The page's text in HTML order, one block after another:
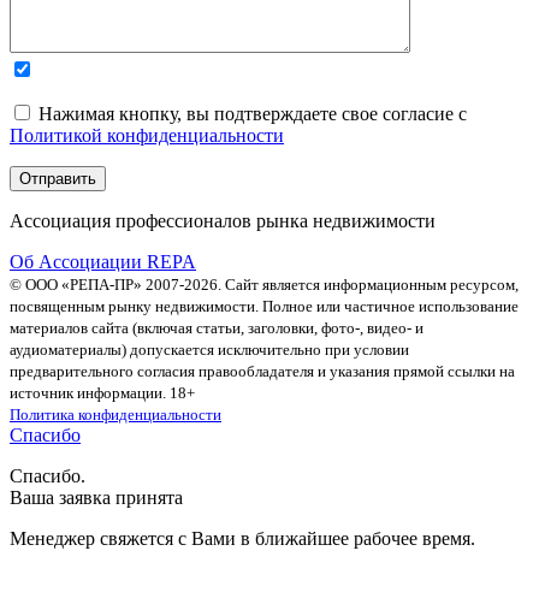
Нажимая кнопку, вы подтверждаете свое согласие с
Политикой конфиденциальности
Ассоциация профессионалов рынка недвижимости
Об Ассоциации REPA
© ООО «РЕПА-ПР» 2007-2026. Сайт является информационным ресурсом,
посвященным рынку недвижимости. Полное или частичное использование
материалов сайта (включая статьи, заголовки, фото-, видео- и
аудиоматериалы) допускается исключительно при условии
предварительного согласия правообладателя и указания прямой ссылки на
источник информации. 18+
Политика конфиденциальности
Спасибо
Спасибо.
Ваша заявка принята
Менеджер свяжется с Вами в ближайшее рабочее время.